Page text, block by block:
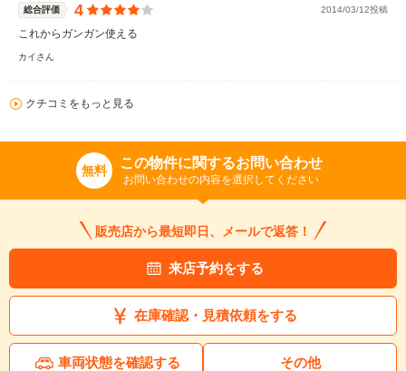
総合評価 4 2014/03/12投稿
これからガンガン使える
カイさん
クチコミをもっと見る
無料 この物件に関するお問い合わせ
お問い合わせの内容を選択してください
販売店から最短即日、メールで返答！
来店予約をする
在庫確認・見積依頼をする
車両状態を確認する その他